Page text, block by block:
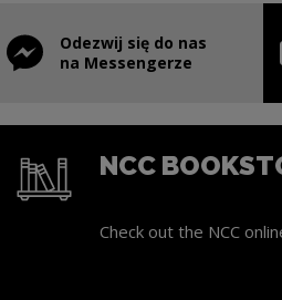
Odezwij się do nas
na Messengerze
Note, the link will open in a new
NCC
Check out the NCC